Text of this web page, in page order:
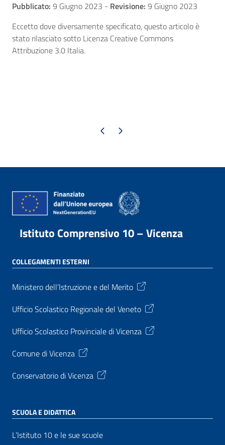
Pubblicato: 9 Giugno 2023 - Revisione: 9 Giugno 2023
Eccetto dove diversamente specificato, questo articolo è
stato rilasciato sotto Licenza Creative Commons
Attribuzione 3.0 Italia.
Pagina precedente
Pagina successiva
Istituto Comprensivo 10 – Vicenza
COLLEGAMENTI ESTERNI
Ministero dell’Istruzione e del Merito
Ufficio Scolastico Regionale del Veneto
Ufficio Scolastico Provinciale di Vicenza
Comune di Vicenza
Conservatorio di Vicenza
SCUOLA E DIDATTICA
L’Istituto 10 e le sue scuole